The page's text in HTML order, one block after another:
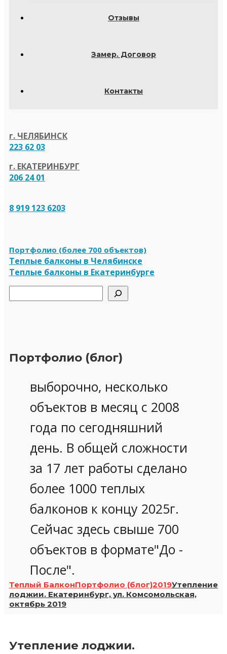
Отзывы
Замер. Договор
Контакты
г. ЧЕЛЯБИНСК
223 62 03
г. ЕКАТЕРИНБУРГ
206 24 01
8 919 123 6203
Портфолио (более 700 объектов)
Теплые балконы в Челябинске
Теплые балконы в Екатеринбурге
Портфолио (блог)
выборочно, несколько
объектов в месяц с 2008
года по сегодняшний
день. В общей сложности
за 17 лет работы сделано
более 1000 теплых
балконов к концу 2025г.
Сейчас здесь свыше 700
объектов в формате"До -
После".
Теплый БалконПортфолио (блог)2019Утепление
лоджии. Екатеринбург, ул. Комсомольская,
октябрь 2019
Утепление лоджии.